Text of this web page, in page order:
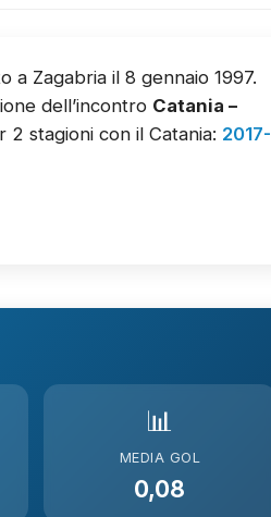
a Zagabria il 8 gennaio 1997.
dell’incontro Catania –
2 stagioni con il Catania: 2017-
📊
MEDIA GOL
0,08